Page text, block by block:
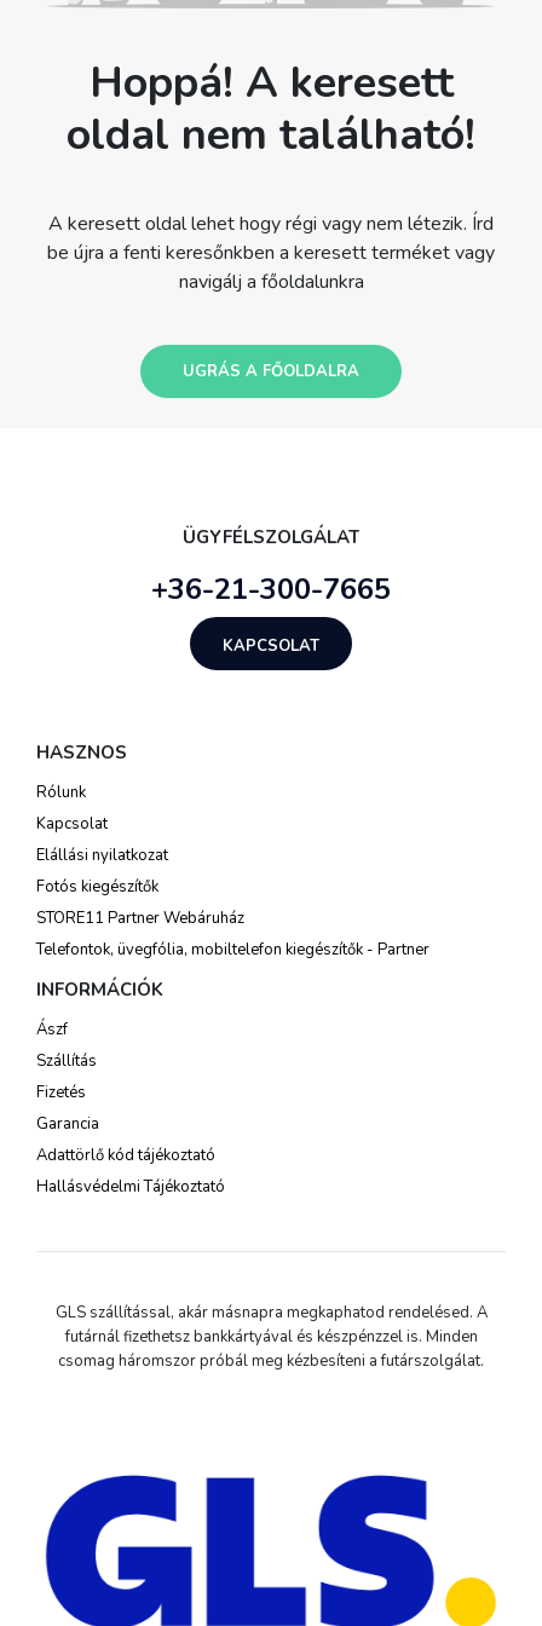
Hoppá! A keresett
oldal nem található!
A keresett oldal lehet hogy régi vagy nem létezik. Írd
be újra a fenti keresőnkben a keresett terméket vagy
navigálj a főoldalunkra
UGRÁS A FŐOLDALRA
ÜGYFÉLSZOLGÁLAT
+36-21-300-7665
KAPCSOLAT
HASZNOS
Rólunk
Kapcsolat
Elállási nyilatkozat
Fotós kiegészítők
STORE11 Partner Webáruház
Telefontok, üvegfólia, mobiltelefon kiegészítők - Partner
INFORMÁCIÓK
Ászf
Szállítás
Fizetés
Garancia
Adattörlő kód tájékoztató
Hallásvédelmi Tájékoztató
GLS szállítással, akár másnapra megkaphatod rendelésed. A
futárnál fizethetsz bankkártyával és készpénzzel is. Minden
csomag háromszor próbál meg kézbesíteni a futárszolgálat.